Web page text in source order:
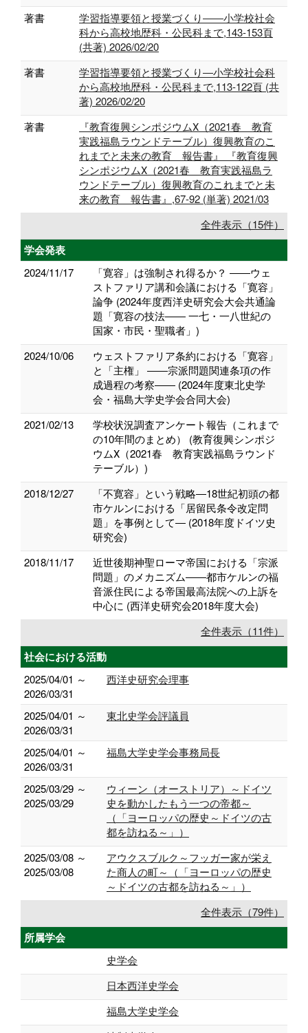
著書
学習指導要領と授業づくり――小学校社会
科から高校地歴科・公民科まで,143-153頁
(共著) 2026/02/20
著書
学習指導要領と授業づくり―小学校社会科
から高校地歴科・公民科まで,113-122頁 (共
著) 2026/02/20
著書
『教育復興シンポジウムⅩ（2021春 教育
実践福島ラウンドテーブル）復興教育のこ
れまでと未来の教育 報告書』 『教育復興
シンポジウムⅩ（2021春 教育実践福島ラ
ウンドテーブル）復興教育のこれまでと未
来の教育 報告書』,67-92 (単著) 2021/03
全件表示（15件）
学会発表
2024/11/17
「寛容」は強制され得るか？ ――ウェ
ストファリア講和会議における「寛容」
論争 (2024年度西洋史研究会大会共通論
題「寛容の技法―― 一七・一八世紀の
国家・市民・聖職者」)
2024/10/06
ウェストファリア条約における「寛容」
と「主権」 ――宗派問題関連条項の作
成過程の考察―― (2024年度東北史学
会・福島大学史学会合同大会)
2021/02/13
学校状況調査アンケート報告（これまで
の10年間のまとめ） (教育復興シンポジ
ウムⅩ（2021春 教育実践福島ラウンド
テーブル）)
2018/12/27
「不寛容」という戦略―18世紀初頭の都
市ケルンにおける「居留民条令改定問
題」を事例として― (2018年度ドイツ史
研究会)
2018/11/17
近世後期神聖ローマ帝国における「宗派
問題」のメカニズム――都市ケルンの福
音派住民による帝国最高法院への上訴を
中心に (西洋史研究会2018年度大会)
全件表示（11件）
社会における活動
2025/04/01 ～
2026/03/31
西洋史研究会理事
2025/04/01 ～
2026/03/31
東北史学会評議員
2025/04/01 ～
2026/03/31
福島大学史学会事務局長
2025/03/29 ～
2025/03/29
ウィーン（オーストリア）～ドイツ
史を動かしたもう一つの帝都～
（「ヨーロッパの歴史～ドイツの古
都を訪ねる～」）
2025/03/08 ～
2025/03/08
アウクスブルク～フッガー家が栄え
た商人の町～（「ヨーロッパの歴史
～ドイツの古都を訪ねる～」）
全件表示（79件）
所属学会
史学会
日本西洋史学会
福島大学史学会